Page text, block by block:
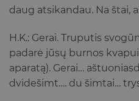
daug atsikandau. Na štai,
H.K.: Gerai. Truputis
padarė jūsų burnos
aparatą). Gerai…
dvidešimt…. du šimtai…